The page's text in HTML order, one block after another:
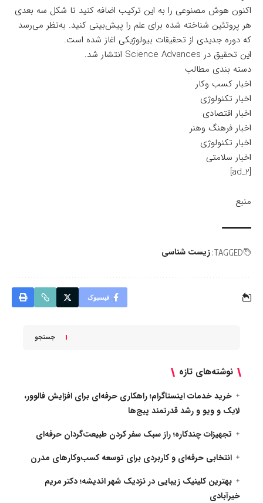
اکنون هوش مصنوعی را به این ترکیب اضافه کنید تا شکل سه بعدی
هر پروتئین شناخته شده‌ برای علم را پیش‌بینی کنید. به‌نظر می‌رسد
که دوره جدیدی از تحقیقات بیولوژیکی اغاز شده‌ است.
این تحقیق در
انتشار شد.
دسته بندی مطالب
اخبار کسب وکار
اخبار تکنولوژی
اخبار اقتصادی
اخبار فرهنگ وهنر
اخبار تکنولوژی
اخبار سلامتی
[ad_2]
منبع
TAGGED: زیست شناسی
فیسبوک
جستجو
نوشته‌های تازه
خرید خدمات اینستاگرام؛ راهکاری حرفه‌ای برای افزایش فالوور،
لایک و ویو و رشد قدرتمند پیج‌ها
تجهیزات چندکاره؛ راز سبک سفر کردن طبیعت‌گردان حرفه‌ای
انتخابی حرفه‌ای و کاربردی برای توسعه کسب‌وکارهای مدرن
بهترین کلینیک زیبایی در نزدیک شهر اندیشه؛ دکتر مریم
خیرآبادی